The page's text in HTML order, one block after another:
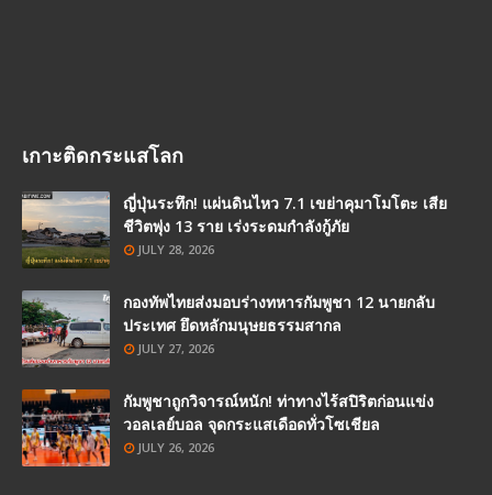
เกาะติดกระแสโลก
ญี่ปุ่นระทึก! แผ่นดินไหว 7.1 เขย่าคุมาโมโตะ เสีย
ชีวิตพุ่ง 13 ราย เร่งระดมกำลังกู้ภัย
JULY 28, 2026
กองทัพไทยส่งมอบร่างทหารกัมพูชา 12 นายกลับ
ประเทศ ยึดหลักมนุษยธรรมสากล
JULY 27, 2026
กัมพูชาถูกวิจารณ์หนัก! ท่าทางไร้สปิริตก่อนแข่ง
วอลเลย์บอล จุดกระแสเดือดทั่วโซเชียล
JULY 26, 2026